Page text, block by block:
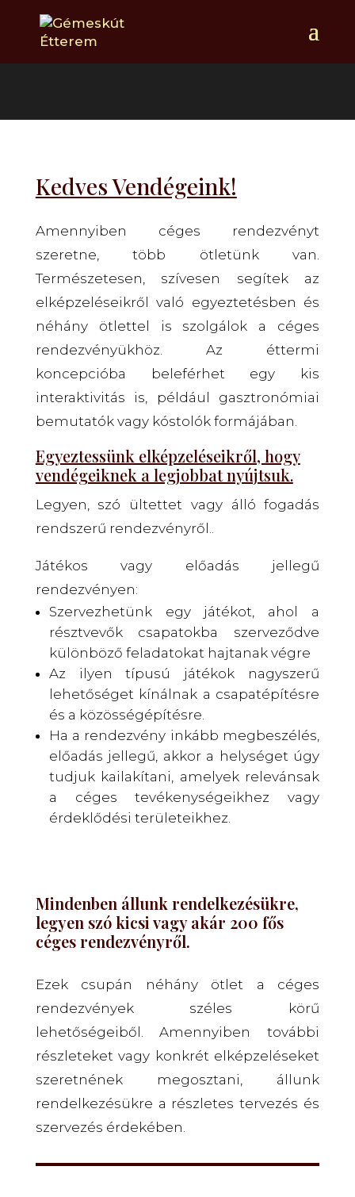
Céges rendezvény
Kedves Vendégeink!
Amennyiben céges rendezvényt
szeretne, több ötletünk van.
Természetesen, szívesen segítek az
elképzeléseikről való egyeztetésben és
néhány ötlettel is szolgálok a céges
rendezvényükhöz. Az éttermi
koncepcióba beleférhet egy kis
interaktivitás is, például gasztronómiai
bemutatók vagy kóstolók formájában.
Egyeztessünk elképzeléseikről, hogy
vendégeiknek a legjobbat nyújtsuk.
Legyen, szó ültettet vagy álló fogadás
rendszerű rendezvényről..
Játékos vagy előadás jellegű
rendezvényen:
Szervezhetünk egy játékot, ahol a
résztvevők csapatokba szerveződve
különböző feladatokat hajtanak végre
Az ilyen típusú játékok nagyszerű
lehetőséget kínálnak a csapatépítésre
és a közösségépítésre.
Ha a rendezvény inkább megbeszélés,
előadás jellegű, akkor a helységet úgy
tudjuk kailakítani, amelyek relevánsak
a céges tevékenységeikhez vagy
érdeklődési területeikhez.
Mindenben állunk rendelkezésükre,
legyen szó kicsi vagy akár 200 fős
céges rendezvényről.
Ezek csupán néhány ötlet a céges
rendezvények széles körű
lehetőségeiből. Amennyiben további
részleteket vagy konkrét elképzeléseket
szeretnének megosztani, állunk
rendelkezésükre a részletes tervezés és
szervezés érdekében.